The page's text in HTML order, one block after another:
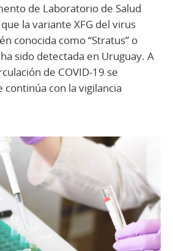
de Laboratorio de Salud
la variante XFG del virus
conocida como “Stratus” o
sido detectada en Uruguay. A
de COVID-19 se
continúa con la vigilancia